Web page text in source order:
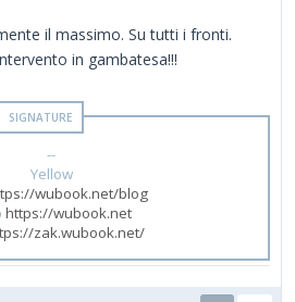
il massimo. Su tutti i fronti.
in gambatesa!!!
--
Yellow
wubook.net/blog
https://wubook.net
zak.wubook.net/